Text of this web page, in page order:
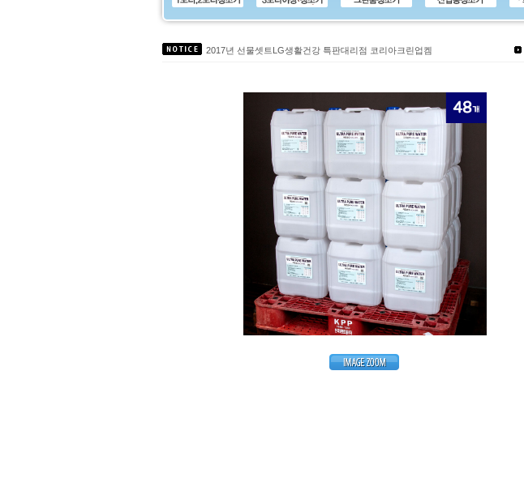
대성C&S 주방 식기세척기 세제 온라인대리점개설
2017년9월 택배사 변경안내 [로젠택배 발송안내]